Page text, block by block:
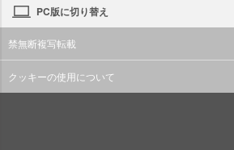
PC版に切り替え
禁無断複写転載
クッキーの使用について